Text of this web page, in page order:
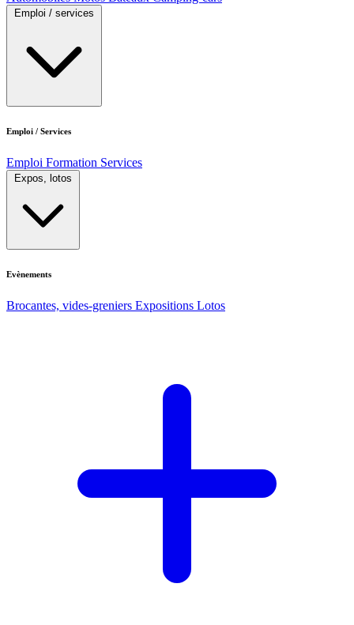
Emploi / services
Emploi / Services
Emploi Formation Services
Expos, lotos
Evènements
Brocantes, vides-greniers Expositions Lotos